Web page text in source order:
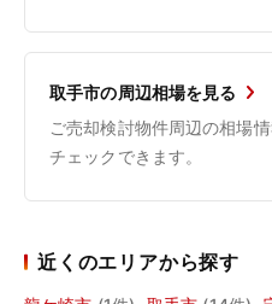
取手市の周辺相場を見る
ご売却検討物件周辺の相場
チェックできます。
近くのエリアから探す